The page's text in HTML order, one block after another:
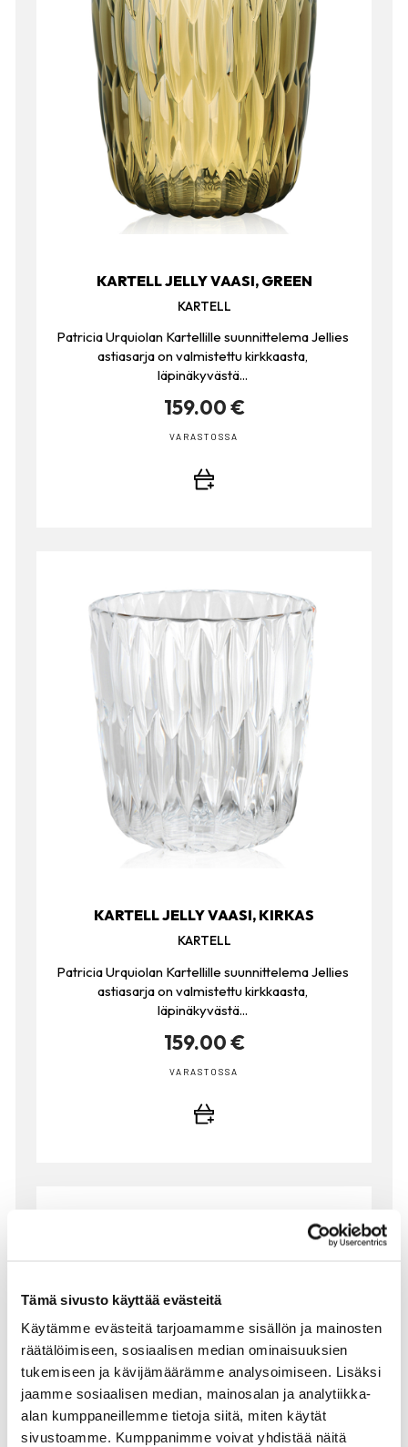
Tämä sivusto käyttää evästeitä
Käytämme evästeitä tarjoamamme sisällön ja mainosten
räätälöimiseen, sosiaalisen median ominaisuuksien
tukemiseen ja kävijämäärämme analysoimiseen. Lisäksi
jaamme sosiaalisen median, mainosalan ja analytiikka-
alan kumppaneillemme tietoja siitä, miten käytät
sivustoamme. Kumppanimme voivat yhdistää näitä
KARTELL JELLY VAASI, GREEN
KARTELL
Patricia Urquiolan Kartellille suunnittelema Jellies
astiasarja on valmistettu kirkkaasta,
läpinäkyvästä...
159.00 €
VARASTOSSA
KARTELL JELLY VAASI, KIRKAS
KARTELL
Patricia Urquiolan Kartellille suunnittelema Jellies
astiasarja on valmistettu kirkkaasta,
läpinäkyvästä...
159.00 €
VARASTOSSA